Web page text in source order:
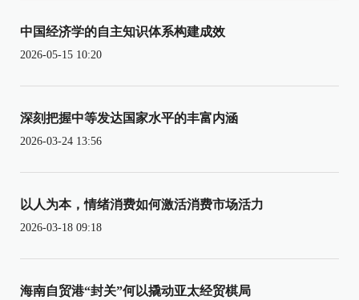
中国经济学的自主知识体系构建成效
2026-05-15 10:20
深刻把握中等发达国家水平的丰富内涵
2026-03-24 13:56
以人为本，情绪消费如何激活消费市场活力
2026-03-18 09:18
海南自贸港“封关”何以撬动亚太经贸棋局